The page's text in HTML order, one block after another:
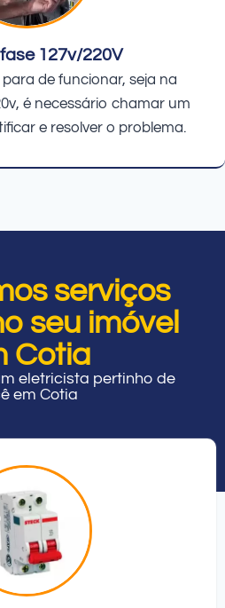
127v/220V
de funcionar, seja na
é necessário chamar um
e resolver o problema.
serviços
seu imóvel
Cotia
eletricista pertinho de
em Cotia